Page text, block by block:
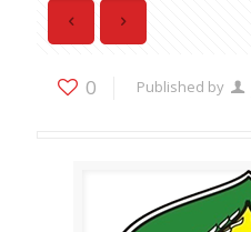
0 Published by